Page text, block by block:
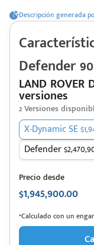
Descripción generada
Defender 90
LAND
versiones
2Versiones
X-Dynamic SE
Defender
Precio desde
$1,945,900.00
*Calculado con un